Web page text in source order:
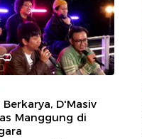
D'Masiv
Manggung di